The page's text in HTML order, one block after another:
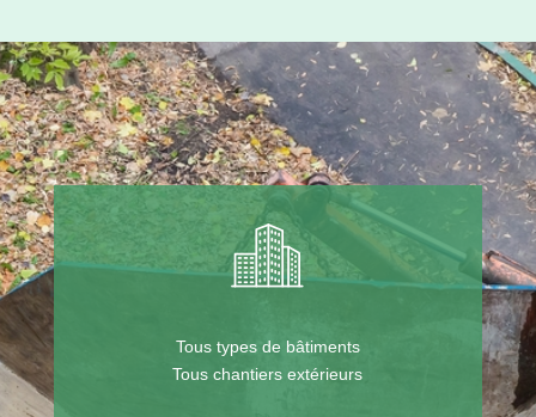
Tous types de bâtiments
Tous chantiers extérieurs